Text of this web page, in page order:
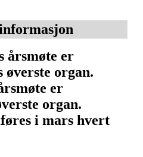
årsmøte er
øverste organ.
er
organ.
i mars hvert